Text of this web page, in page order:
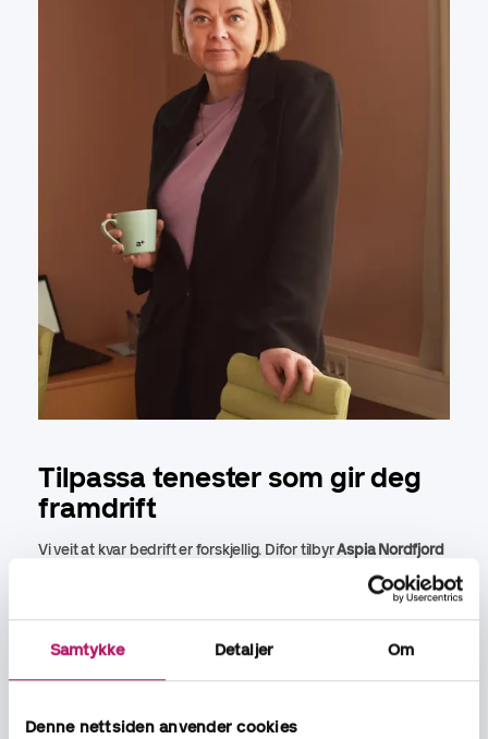
Samtykke Detaljer Om
Denne nettsiden anvender cookies
Tilpassa tenester som gir deg
framdrift
Vi veit at kvar bedrift er forskjellig. Difor tilbyrAspia Nordfjord
tilpassa løysingar innan rekneskap, lønn og rådgiving – forma
rundt dei behova du faktisk har. Våre rekneskapsførarar og
økonomikonsulentar hjelper deg med planlegging,
kostnadskontroll og økonomiske vurderingar som styrkjer
grunnlaget for gode avgjerder.
Med lokal ekspertise, dyktige fagfolk og tydelege